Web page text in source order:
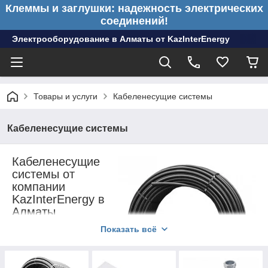
Клеммы и заглушки: надежность электрических
соединений!
Электрооборудование в Алматы от KazInterEnergy
Товары и услуги Кабеленесущие системы
Кабеленесущие системы
Кабеленесущие
системы от
компании
KazInterEnergy в
Алматы
Компания KazInterEnergy
кабеленесущих систем в
Показать всё